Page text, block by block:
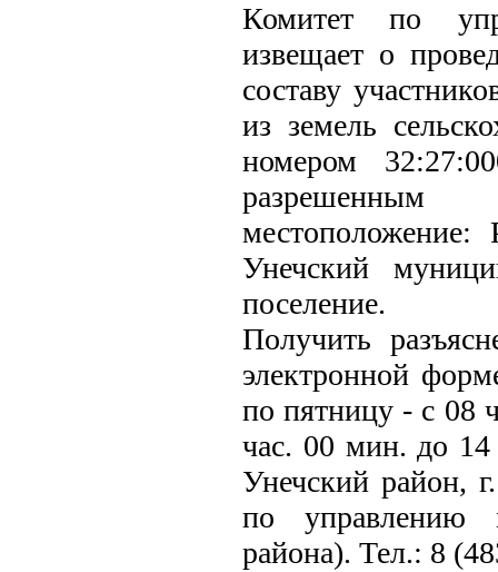
Комитет по
извещает о
составу
из земель
номером
разрешенным
местоположение:
Унечский
поселение.
Получить
электронной
по пятницу - с 08
час. 00 мин. до 14
Унечский район,
по управлению
района). Тел.: 8